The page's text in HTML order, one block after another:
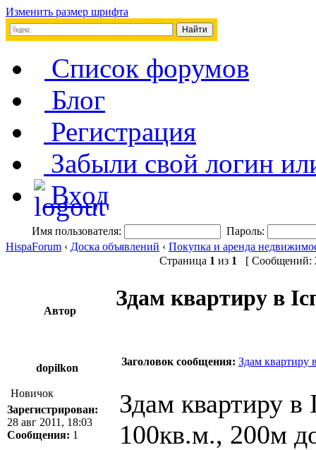
Изменить размер шрифта
Список форумов
Блог
Регистрация
Забыли свой логин
Вход
Имя пользователя:
Пароль:
HispaForum ‹ Доска объявлений ‹ Покупка и аренда
Страница 1 из 1 [ Сообщений:
Автор
Здам квартиру в
dopilkon
Заголовок сообщения: Здам квартиру
Новичок
Зарегистрирован:
28 авг 2011, 18:03
Сообщения: 1
Здам квартиру в
100кв.м., 200м